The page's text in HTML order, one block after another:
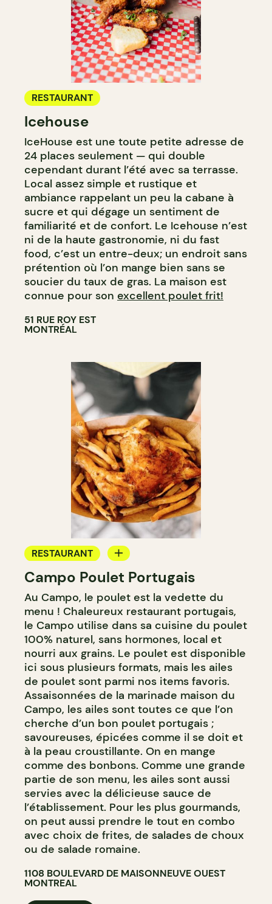
RESTAURANT
Icehouse
IceHouse est une toute petite adresse de
24 places seulement — qui double
cependant durant l’été avec sa terrasse.
Local assez simple et rustique et
ambiance rappelant un peu la cabane à
sucre et qui dégage un sentiment de
familiarité et de confort. Le Icehouse n’est
ni de la haute gastronomie, ni du fast
food, c’est un entre-deux; un endroit sans
prétention où l’on mange bien sans se
soucier du taux de gras. La maison est
connue pour son excellent poulet frit!
51 RUE ROY EST
MONTRÉAL
RESTAURANT
COMPTOIR
Campo Poulet Portugais
Au Campo, le poulet est la vedette du
menu ! Chaleureux restaurant portugais,
le Campo utilise dans sa cuisine du poulet
100% naturel, sans hormones, local et
nourri aux grains. Le poulet est disponible
ici sous plusieurs formats, mais les ailes
de poulet sont parmi nos items favoris.
Assaisonnées de la marinade maison du
Campo, les ailes sont toutes ce que l’on
cherche d’un bon poulet portugais ;
savoureuses, épicées comme il se doit et
à la peau croustillante. On en mange
comme des bonbons. Comme une grande
partie de son menu, les ailes sont aussi
servies avec la délicieuse sauce de
l’établissement. Pour les plus gourmands,
on peut aussi prendre le tout en combo
avec choix de frites, de salades de choux
ou de salade romaine.
1108 BOULEVARD DE MAISONNEUVE OUEST
MONTREAL